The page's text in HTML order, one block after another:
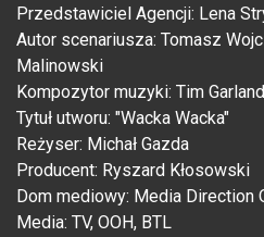
Przedstawiciel Agencji: Lena
Autor scenariusza: Tomasz
Malinowski
Kompozytor muzyki: Tim Garland
Tytuł utworu: "Wacka Wacka"
Reżyser: Michał Gazda
Producent: Ryszard Kłosowski
Dom mediowy: Media Direction
Media: TV, OOH, BTL